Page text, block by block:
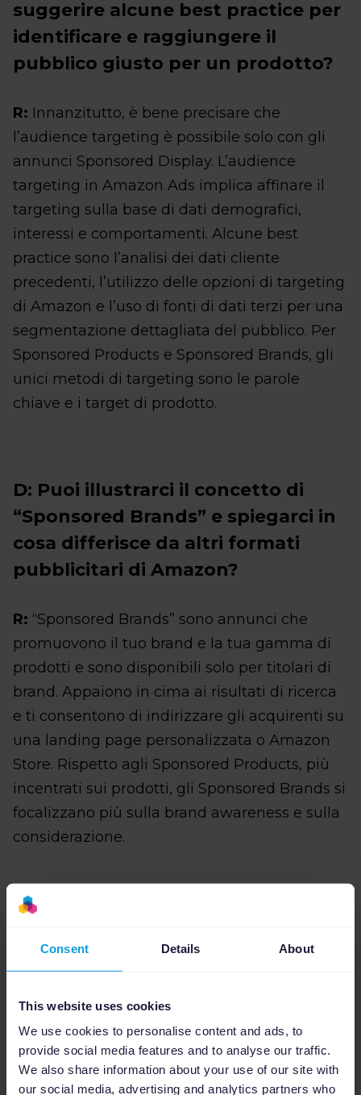
Consent Details About
This website uses cookies
We use cookies to personalise content and ads, to
provide social media features and to analyse our traffic.
We also share information about your use of our site with
our social media, advertising and analytics partners who
suggerire alcune best practice per
identificare e raggiungere il
pubblico giusto per un prodotto?
R: Innanzitutto, è bene precisare che
l’audience targeting è possibile solo con gli
annunci Sponsored Display. L’audience
targeting in Amazon Ads implica affinare il
targeting sulla base di dati demografici,
interessi e comportamenti. Alcune best
practice sono l’analisi dei dati cliente
precedenti, l’utilizzo delle opzioni di targeting
di Amazon e l’uso di fonti di dati terzi per una
segmentazione dettagliata del pubblico. Per
Sponsored Products e Sponsored Brands, gli
unici metodi di targeting sono le parole
chiave e i target di prodotto.
D: Puoi illustrarci il concetto di
“Sponsored Brands” e spiegarci in
cosa differisce da altri formati
pubblicitari di Amazon?
R: “Sponsored Brands” sono annunci che
promuovono il tuo brand e la tua gamma di
prodotti e sono disponibili solo per titolari di
brand. Appaiono in cima ai risultati di ricerca
e ti consentono di indirizzare gli acquirenti su
una landing page personalizzata o Amazon
Store. Rispetto agli Sponsored Products, più
incentrati sui prodotti, gli Sponsored Brands si
focalizzano più sulla brand awareness e sulla
considerazione.
automatico per le campagne.
Quando consiglieresti di utilizzare
ciascun approccio e quali sono i
vantaggi di ognuno?
R: Il targeting manuale è preferibile quando